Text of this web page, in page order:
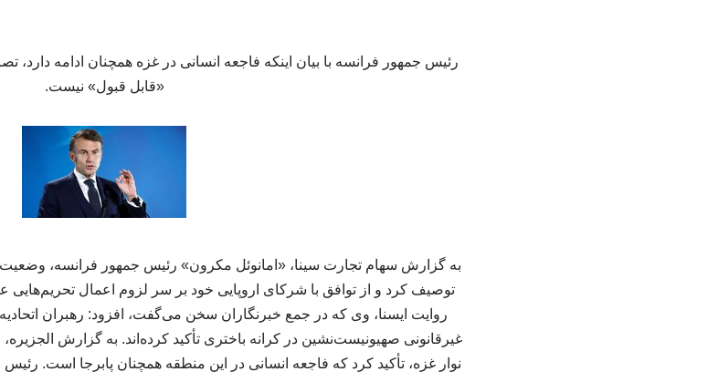
رئیس جمهور فرانسه با بیان اینکه فاجعه انسانی در غزه همچنان ادامه دارد،
«قابل قبول» نیست.
به گزارش سهام تجارت سینا، «امانوئل مکرون» رئیس جمهور فرانسه، وضعیت
توصیف کرد و از توافق با شرکای اروپایی خود بر سر لزوم اعمال تحریم‌هایی
روایت ایسنا، وی که در جمع خبرنگاران سخن می‌گفت، افزود: رهبران
غیرقانونی صهیونیست‌نشین در کرانه باختری تأکید کرده‌اند. به گزارش الجزیره،
نوار غزه، تأکید کرد که فاجعه انسانی در این منطقه همچنان پابرجا است.